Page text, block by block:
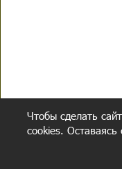
Чтобы сделать
cookies.